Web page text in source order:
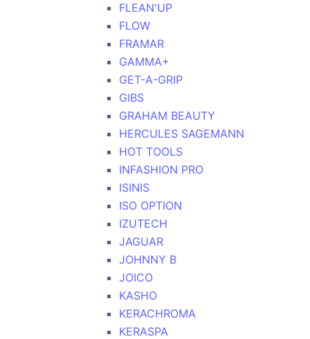
FLEAN'UP
FLOW
FRAMAR
GAMMA+
GET-A-GRIP
GIBS
GRAHAM BEAUTY
HERCULES SAGEMANN
HOT TOOLS
INFASHION PRO
ISINIS
ISO OPTION
IZUTECH
JAGUAR
JOHNNY B
JOICO
KASHO
KERACHROMA
KERASPA